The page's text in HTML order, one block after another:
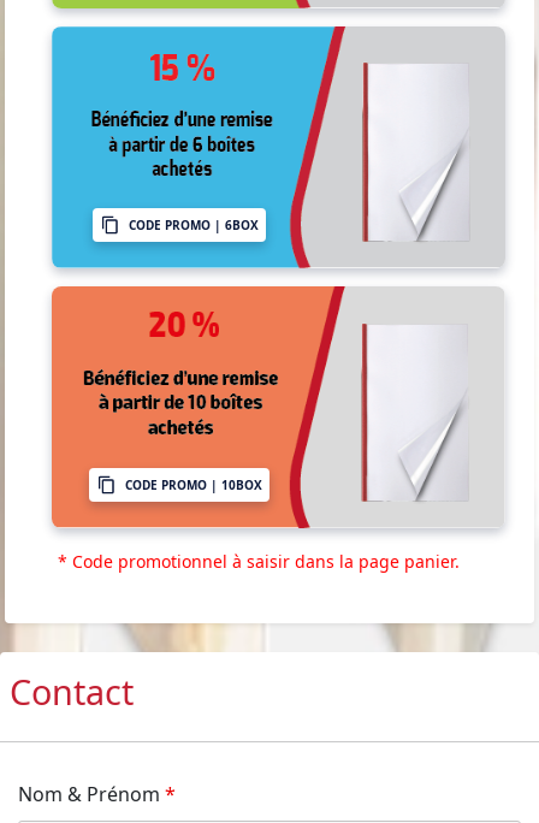
CODE PROMO | 6BOX
CODE PROMO | 10BOX
* Code promotionnel à saisir dans la page panier.
Contact
Nom & Prénom *